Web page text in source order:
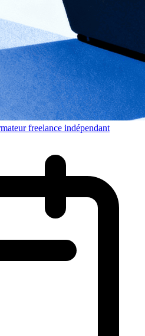
freelance indépendant